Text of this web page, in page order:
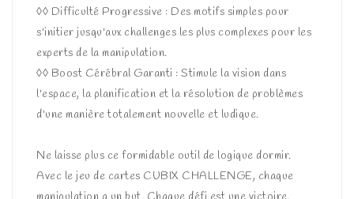
◊◊ Difficulté Progressive : Des motifs simples pour
s'initier jusqu'aux challenges les plus complexes pour les
experts de la manipulation.
◊◊ Boost Cérébral Garanti : Stimule la vision dans
l'espace, la planification et la résolution de problèmes
d'une manière totalement nouvelle et ludique.
Ne laisse plus ce formidable outil de logique dormir.
Avec le jeu de cartes CUBIX CHALLENGE, chaque